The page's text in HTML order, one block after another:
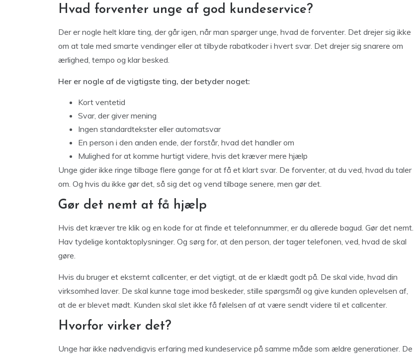
Hvad forventer unge af god kundeservice?
Der er nogle helt klare ting, der går igen, når man spørger unge, hvad de forventer. Det drejer sig ikke
om at tale med smarte vendinger eller at tilbyde rabatkoder i hvert svar. Det drejer sig snarere om
ærlighed, tempo og klar besked.
Her er nogle af de vigtigste ting, der betyder noget:
Kort ventetid
Svar, der giver mening
Ingen standardtekster eller automatsvar
En person i den anden ende, der forstår, hvad det handler om
Mulighed for at komme hurtigt videre, hvis det kræver mere hjælp
Unge gider ikke ringe tilbage flere gange for at få et klart svar. De forventer, at du ved, hvad du taler
om. Og hvis du ikke gør det, så sig det og vend tilbage senere, men gør det.
Gør det nemt at få hjælp
Hvis det kræver tre klik og en kode for at finde et telefonnummer, er du allerede bagud. Gør det nemt.
Hav tydelige kontaktoplysninger. Og sørg for, at den person, der tager telefonen, ved, hvad de skal
gøre.
Hvis du bruger et eksternt callcenter, er det vigtigt, at de er klædt godt på. De skal vide, hvad din
virksomhed laver. De skal kunne tage imod beskeder, stille spørgsmål og give kunden oplevelsen af,
at de er blevet mødt. Kunden skal slet ikke få følelsen af at være sendt videre til et callcenter.
Hvorfor virker det?
Unge har ikke nødvendigvis erfaring med kundeservice på samme måde som ældre generationer. De